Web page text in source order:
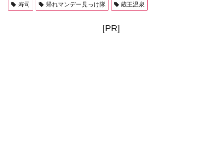
寿司 帰れマンデー見っけ隊 蔵王温泉
[PR]